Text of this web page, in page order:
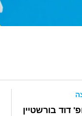
דוד בורשטיין